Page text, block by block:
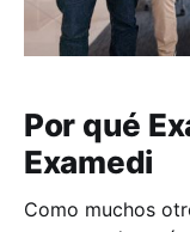
Por qué
Examedi
Como muchos